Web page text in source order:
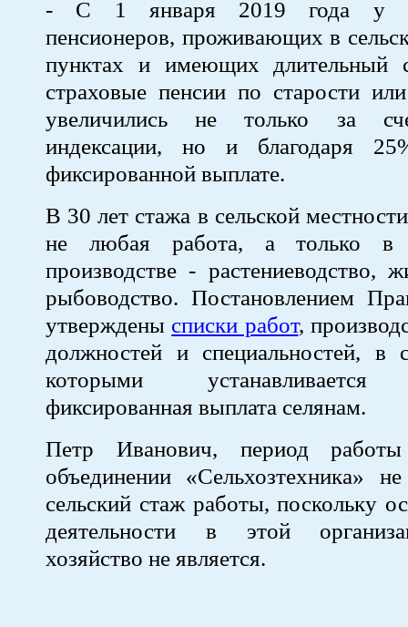
- С 1 января 2019 года у
пенсионеров, проживающих в
пунктах и имеющих длительный
страховые пенсии по старости
увеличились не только за
индексации, но и благодаря
фиксированной выплате.
В 30 лет стажа в сельской
не любая работа, а только в
производстве - растениеводство,
рыбоводство. Постановлением
утверждены списки работ,
должностей и специальностей, в
которыми устанавливается
фиксированная выплата селянам.
Петр Иванович, период
объединении «Сельхозтехника»
сельский стаж работы, поскольку
деятельности в этой
хозяйство не является.